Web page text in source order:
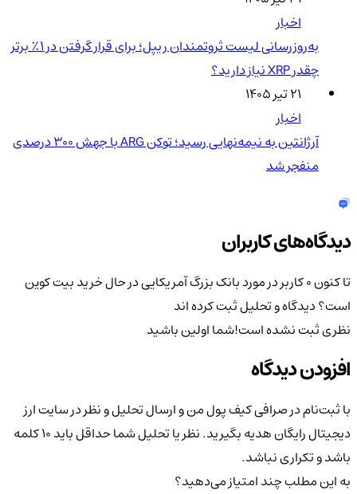
اخبار
به‌روزرسانی لیست ثروتمندان ریپل؛ برای قرار گرفتن در ۱٪ برتر
چقدر XRP نیاز دارید؟
۲۱ تیر ۱۴۰۵
اخبار
آرژانتین به نیمه‌نهایی رسید؛ توکن ARG با جهش ۳۰۰ درصدی
منفجر شد
دیدگاه‌های کاربران
تا کنون 0 کاربر در مورد
بانک بزرگ آمریکایی در حال خرید بیت کوین
است؟دیدگاه و تحلیل ثبت کرده اند
نظری ثبت نشده است!شما اولین باشید
افزودن دیدگاه
با ثبت‌نام در صرافی کیف پول من و ارسال تحلیل و نظر در سایت ارز
دیجیتال رایگان هدیه بگیرید. نظر یا تحلیل شما حداقل باید ۱۰ کلمه
باشد و تکراری نباشد.
به این مطلب چند امتیاز می‌دهید؟